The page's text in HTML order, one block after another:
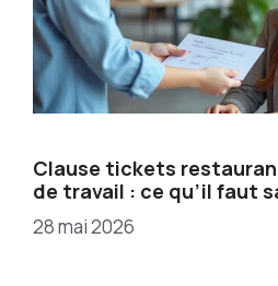
Clause tickets
de travail : ce qu’il faut
28 mai 2026